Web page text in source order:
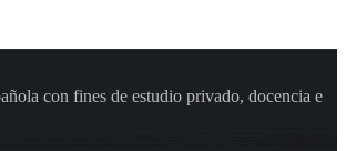
con fines de estudio privado, docencia e